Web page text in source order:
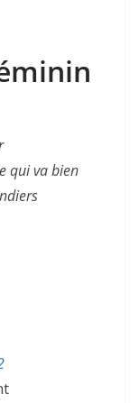
qui va bien